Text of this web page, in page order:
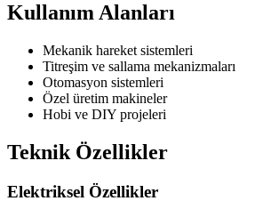
Kullanım Alanları
Mekanik hareket sistemleri
Titreşim ve sallama mekanizmaları
Otomasyon sistemleri
Özel üretim makineler
Hobi ve DIY projeleri
Teknik Özellikler
Elektriksel Özellikler